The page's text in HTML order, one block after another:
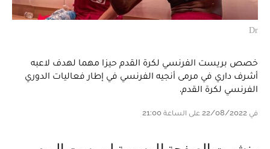
Dr
خصص بريست الفرنسي لكرة القدم حيزا مهما لهدف لاعبه
أشرف داري في مرمى أنجيه الفرنسي في إطار فعاليات الدوري
الفرنسي لكرة القدم.
في 22/08/2022 على الساعة 21:00